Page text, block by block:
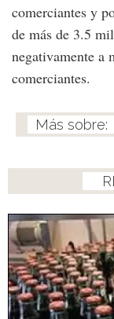
comerciantes y
de más de 3.5
negativamente a
comerciantes.